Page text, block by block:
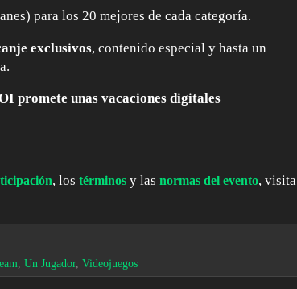
para los 20 mejores de cada categoría.
exclusivos, contenido especial y hasta un
promete unas vacaciones digitales
, los términos y las normas del evento, visita
, Un Jugador, Videojuegos